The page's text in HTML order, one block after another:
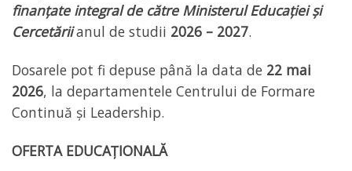
finanțate integral de către Ministerul Educației și
Cercetăriianul de studii 2026 – 2027.
Dosarele pot fi depuse până la data de 22 mai
2026, la departamentele Centrului de Formare
Continuă și Leadership.
OFERTA EDUCAȚIONALĂ